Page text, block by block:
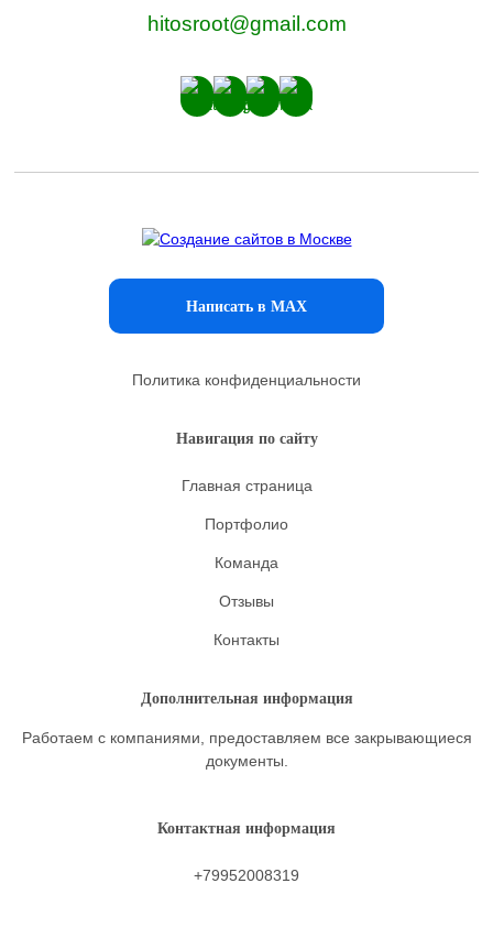
hitosroot@gmail.com
Написать в MAX
Политика конфиденциальности
Навигация по сайту
Главная страница
Портфолио
Команда
Отзывы
Контакты
Дополнительная информация
Работаем с компаниями, предоставляем все закрывающиеся
документы.
Контактная информация
+79952008319